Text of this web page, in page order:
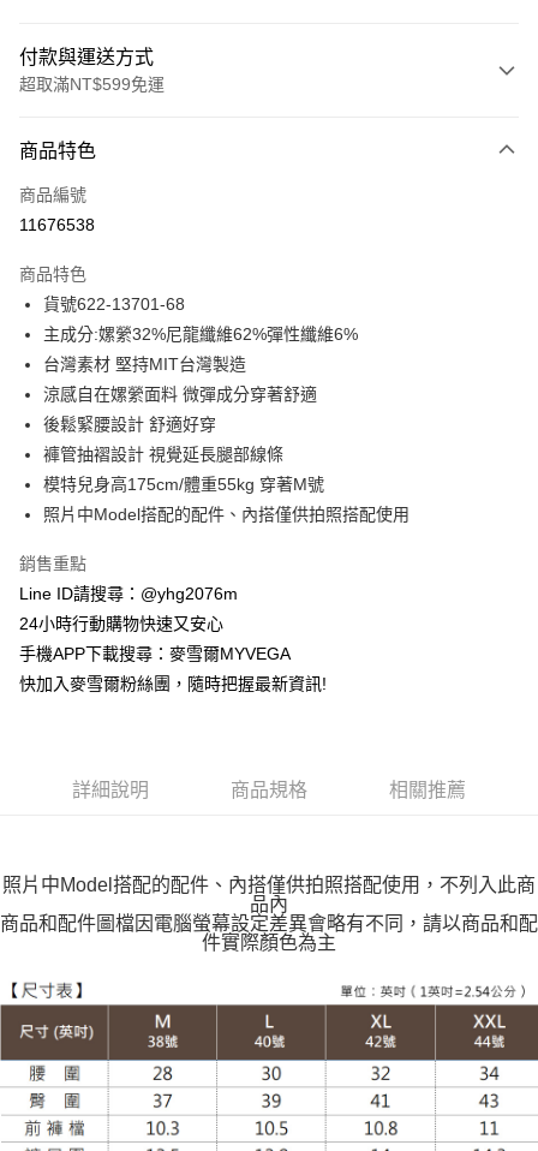
付款與運送方式
超取滿NT$599免運
信用卡一次付款
信用卡分期付款
合作金庫商業銀行
華南商業銀行
上海商業儲蓄銀行
台北富邦商業銀行
國泰世華商業銀行
臺灣中小企業銀行
台中商業銀行
匯豐（台灣）商業銀行
聯邦商業銀行
元大商業銀行
玉山商業銀行
星展（台灣）商業銀行
台新國際商業銀行
中國信託商業銀行
超商取貨付款
LINE Pay
Apple Pay
街口支付
ATM付款
貨到付款
運送方式
全家取貨付款
每筆NT$100，滿NT$599(含以上)免運費
付款後萊爾富取貨
每筆NT$100，滿NT$988(含以上)免運費
每筆NT$100，滿NT$988(含以上)免運費
付款後7-11取貨
每筆NT$100，滿NT$988(含以上)免運費
大嘴鳥宅配通
商品特色
商品編號
11676538
商品特色
貨號622-13701-68
主成分:嫘縈32%尼龍纖維62%彈性纖維6%
台灣素材 堅持MIT台灣製造
涼感自在嫘縈面料 微彈成分穿著舒適
後鬆緊腰設計 舒適好穿
褲管抽褶設計 視覺延長腿部線條
模特兒身高175cm/體重55kg 穿著M號
照片中Model搭配的配件、內搭僅供拍照搭配使用
銷售重點
Line ID請搜尋：@yhg2076m
24小時行動購物快速又安心
手機APP下載搜尋：麥雪爾MYVEGA
快加入麥雪爾粉絲團，隨時把握最新資訊!
詳細說明 商品規格 相關推薦
照片中Model搭配的配件、內搭僅供拍照搭配使用，不列入此商
品內
商品和配件圖檔因電腦螢幕設定差異會略有不同，請以商品和配
件實際顏色為主